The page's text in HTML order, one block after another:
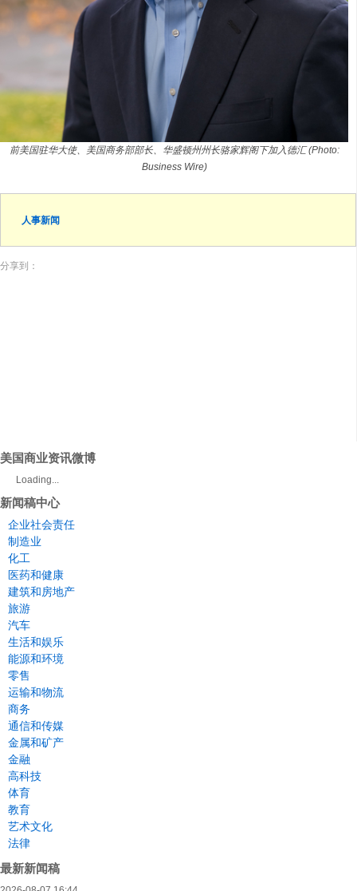
前美国驻华大使、美国商务部部长、华盛顿州州长骆家辉阁下加入德汇 (Photo:
Business Wire)
人事新闻
分享到：
美国商业资讯微博
Loading...
新闻稿中心
企业社会责任
制造业
化工
医药和健康
建筑和房地产
旅游
汽车
生活和娱乐
能源和环境
零售
运输和物流
商务
通信和传媒
金属和矿产
金融
高科技
体育
教育
艺术文化
法律
最新新闻稿